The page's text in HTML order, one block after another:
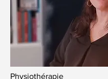
Physiothérapie